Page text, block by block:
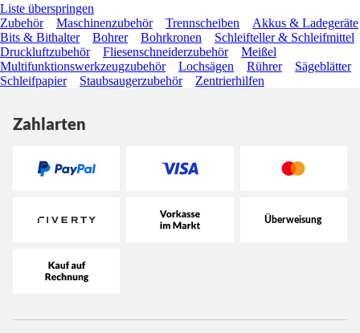
Liste überspringen
Zubehör
Maschinenzubehör Trennscheiben
Akkus & Ladegeräte
Bits & Bithalter
Bohrer Bohrkronen
Schleifteller & Schleifmittel
Druckluftzubehör
Fliesenschneiderzubehör
Meißel
Multifunktionswerkzeugzubehör
Lochsägen Rührer
Sägeblätter
Schleifpapier
Staubsaugerzubehör Zentrierhilfen
Zahlarten